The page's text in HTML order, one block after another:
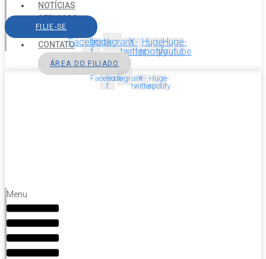
NOTÍCIAS
SERVIÇOS
AGENDA
CONTATO
FILIE-SE
Facebook-
f
InstagramX-
twitter
Huge-
spotify
Huge-
youtube
ÁREA DO FILIADO
Facebook-
f
InstagramX-
twitter
Huge-
spotify
Menu